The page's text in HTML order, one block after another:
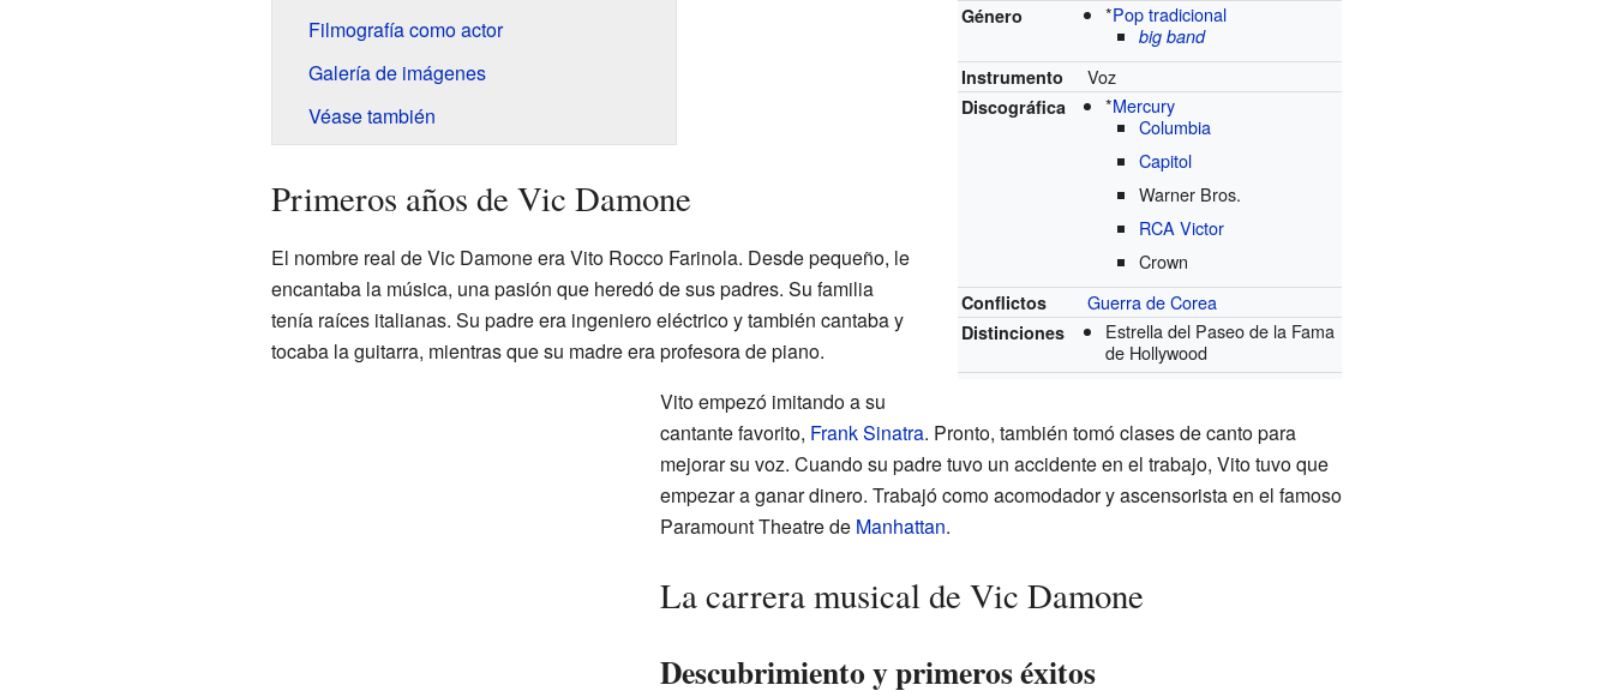
Género *Pop tradicional
big band
Instrumento
Voz
Discográfica *Mercury
Columbia
Capitol
Warner Bros.
RCA Victor
Crown
Conflictos Guerra de Corea
Distinciones
Estrella del Paseo de la Fama
de Hollywood
Filmografía como actor
Galería de imágenes
Véase también
Primeros años de Vic Damone
El nombre real de Vic Damone era Vito Rocco Farinola. Desde pequeño, le
encantaba la música, una pasión que heredó de sus padres. Su familia
tenía raíces italianas. Su padre era ingeniero eléctrico y también cantaba y
tocaba la guitarra, mientras que su madre era profesora de piano.
Vito empezó imitando a su
cantante favorito, Frank Sinatra. Pronto, también tomó clases de canto para
mejorar su voz. Cuando su padre tuvo un accidente en el trabajo, Vito tuvo que
empezar a ganar dinero. Trabajó como acomodador y ascensorista en el famoso
Paramount Theatre de Manhattan.
La carrera musical de Vic Damone
Descubrimiento y primeros éxitos